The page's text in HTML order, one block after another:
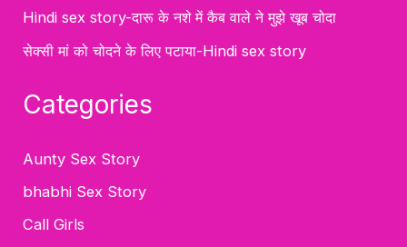
Hindi sex story-दारू के नशे में कैब वाले ने मुझे खूब चोदा
सेक्सी मां को चोदने के लिए पटाया-Hindi sex story
Categories
Aunty Sex Story
bhabhi Sex Story
Call Girls